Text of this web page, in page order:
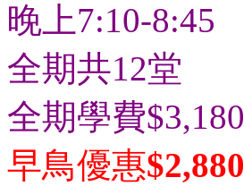
晚上7:10-8:45
全期共12堂
全期學費$3,180
早鳥優惠$2,880